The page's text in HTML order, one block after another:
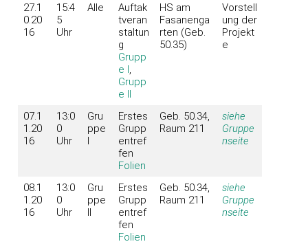
27.1
0.20
16
15:4
5
Uhr
Alle
Auftak
tveran
staltun
g
Grupp
e I
Grupp
e II
HS am
Fasanenga
rten (Geb.
50.35)
Vorstell
ung der
Projekt
e
07.1
1.20
16
13:0
0
Uhr
Gru
ppe
I
Erstes
Grupp
entref
fen
Folien
Geb. 50.34,
Raum 211
siehe
Gruppe
nseite
08.1
1.20
16
13:0
0
Uhr
Gru
ppe
II
Erstes
Grupp
entref
fen
Folien
Geb. 50.34,
Raum 211
siehe
Gruppe
nseite